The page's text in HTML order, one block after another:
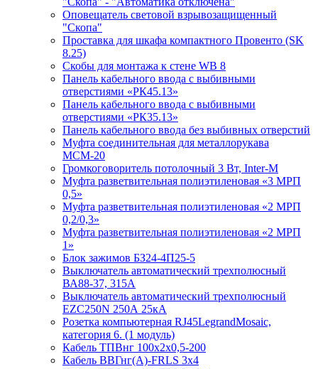
Оповещатель световой взрывозащищенный
"Скопа"
Проставка для шкафа компактного Провенто (SK
8.25)
Скобы для монтажа к стене WB 8
Панель кабельного ввода с выбивными
отверстиями «РК45.13»
Панель кабельного ввода с выбивными
отверстиями «РК35.13»
Панель кабельного ввода без выбивных отверстий
Муфта соединительная для металлорукава
МСМ-20
Громкоговоритель потолочный 3 Вт, Inter-M
Муфта разветвительная полиэтиленовая «3 МРП
0,5»
Муфта разветвительная полиэтиленовая «2 МРП
0,2/0,3»
Муфта разветвительная полиэтиленовая «2 МРП
1»
Блок зажимов БЗ24-4П25-5
Выключатель автоматический трехполюсный
ВА88-37, 315А
Выключатель автоматический трехполюсный
EZC250N 250А 25кА
Розетка компьютерная RJ45LegrandMosaic,
категория 6. (1 модуль)
Кабель ТПВнг 100х2х0,5-200
Кабель ВВГнг(А)-FRLS 3х4